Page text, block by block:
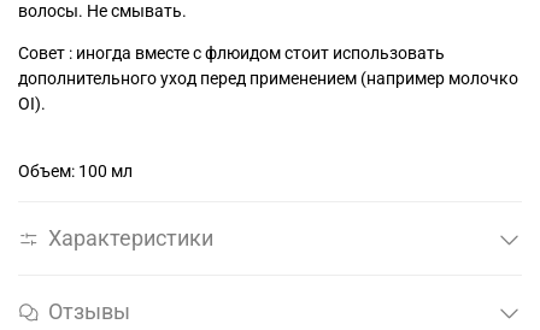
волосы. Не смывать.
Совет : иногда вместе с флюидом стоит использовать
дополнительного уход перед применением (например молочко
OI).
Объем: 100 мл
Характеристики
Отзывы